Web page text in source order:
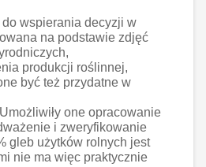
wspierania decyzji w
na podstawie zdjęć
produkcji roślinnej,
być też przydatne w
one opracowanie
i zweryfikowanie
gleb użytków rolnych jest
nie ma więc praktycznie